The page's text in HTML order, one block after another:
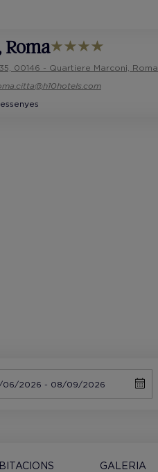
Roma
00146 - Quartiere Marconi, Roma
GALERIA